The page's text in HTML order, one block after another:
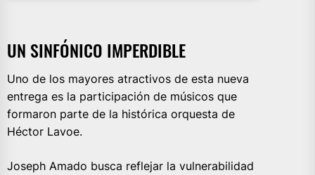
UN SINFÓNICO IMPERDIBLE
Uno de los mayores atractivos de esta nueva
entrega es la participación de músicos que
formaron parte de la histórica orquesta de
Héctor Lavoe.
Joseph Amado busca reflejar la vulnerabilidad